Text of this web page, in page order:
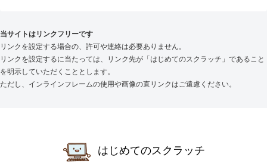
当サイトはリンクフリーです
リンクを設定する場合の、許可や連絡は必要ありません。
リンクを設定するに当たっては、リンク先が「はじめてのスクラッチ」であること
を明示していただくこととします。
ただし、インラインフレームの使用や画像の直リンクはご遠慮ください。